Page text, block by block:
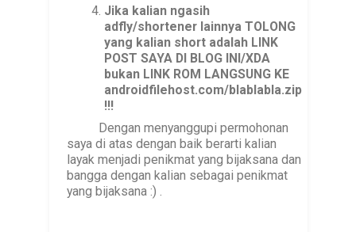
Jika kalian ngasih
adfly/shortener lainnya TOLONG
yang kalian short adalah LINK
POST SAYA DI BLOG INI/XDA
bukan LINK ROM LANGSUNG KE
androidfilehost.com/blablabla.zip
!!!
Dengan menyanggupi permohonan
saya di atas dengan baik berarti kalian
layak menjadi penikmat yang bijaksana dan
bangga dengan kalian sebagai penikmat
yang bijaksana :) .